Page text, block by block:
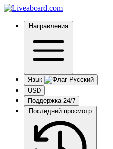
Направления
Язык
USD
Поддержка 24/7
Последний просмотр